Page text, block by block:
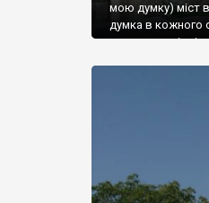
мою думку) міст
думка в кожного
запрошую